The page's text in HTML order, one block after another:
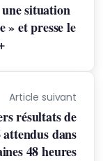
situation
» et presse le
Article suivant
résultats de
dans
48 heures